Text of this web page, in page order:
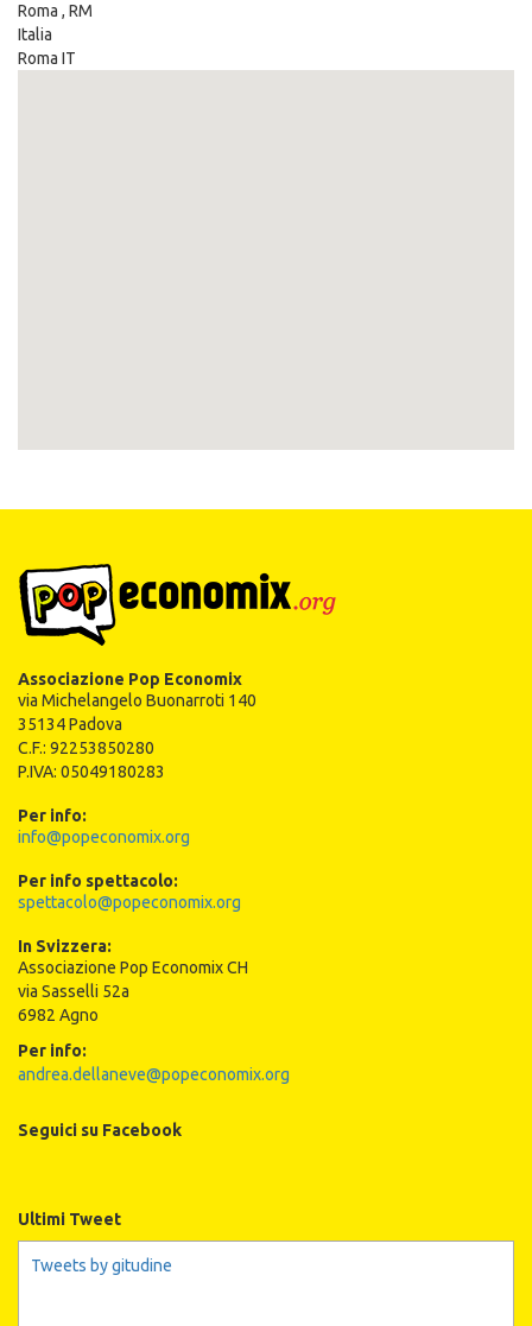
Roma , RM
Italia
Roma IT
Associazione Pop Economix
via Michelangelo Buonarroti 140
35134 Padova
C.F.: 92253850280
P.IVA: 05049180283
Per info:
info@popeconomix.org
Per info spettacolo:
spettacolo@popeconomix.org
In Svizzera:
Associazione Pop Economix CH
via Sasselli 52a
6982 Agno
Per info:
andrea.dellaneve@popeconomix.org
Seguici su Facebook
Ultimi Tweet
Tweets by gitudine